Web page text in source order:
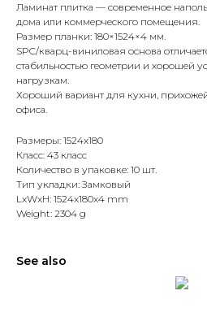
Ламинат плитка — современное
дома или коммерческого помещения.
Размер планки: 180×1524×4 мм.
SPC/кварц-виниловая основа
стабильностью геометрии и хорошей
нагрузкам.
Хороший вариант для кухни,
офиса.
Размеры: 1524x180
Класс: 43 класс
Количество в упаковке: 10 шт.
Тип укладки: Замковый
LxWxH: 1524x180x4 mm
Weight: 2304 g
See also